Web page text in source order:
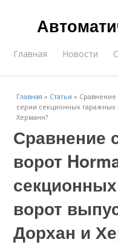
Главная Новости
Главная » Статьи »
серии секционных гаражных
Херманн?
Сравнение
ворот
ворот
Дорхан и